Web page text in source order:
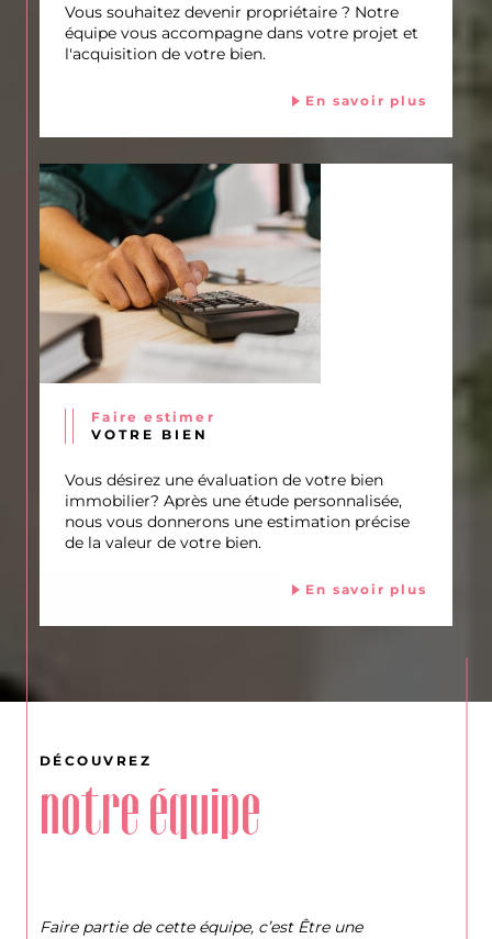
Vous souhaitez devenir propriétaire ? Notre
équipe vous accompagne dans votre projet et
l'acquisition de votre bien.
En savoir plus
Faire estimer
VOTRE BIEN
Vous désirez une évaluation de votre bien
immobilier? Après une étude personnalisée,
nous vous donnerons une estimation précise
de la valeur de votre bien.
En savoir plus
DÉCOUVREZ
notre équipe
Faire partie de cette équipe, c’est Être une